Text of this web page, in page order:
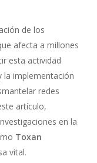
de los
afecta a millones
esta actividad
la implementación
redes
artículo,
en la
Toxan
vital.